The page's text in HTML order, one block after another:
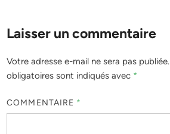
Laisser un commentaire
Votre adresse e-mail ne sera pas publiée.
obligatoires sont indiqués avec *
COMMENTAIRE *